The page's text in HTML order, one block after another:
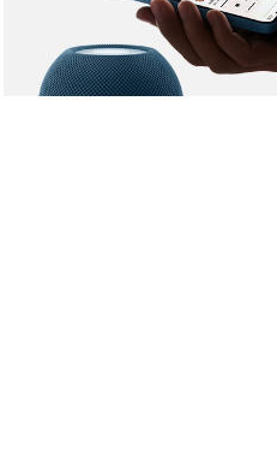
图库 图像 4